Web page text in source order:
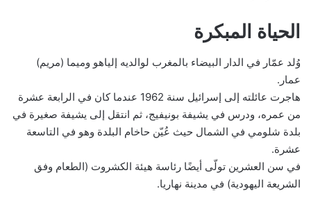
الحياة المبكرة
وُلد عمّار في الدار البيضاء بالمغرب لوالديه إلياهو وميما (مريم)
عمار.
هاجرت عائلته إلى إسرائيل سنة 1962 عندما كان في الرابعة عشرة
من عمره، ودرس في يشيفة بونيفيج، ثم انتقل إلى يشيفة صغيرة في
بلدة شلومي في الشمال حيث عُيّن حاخام البلدة وهو في التاسعة
عشرة.
في سن العشرين تولّى أيضًا رئاسة هيئة الكشروت (الطعام وفق
الشريعة اليهودية) في مدينة نهاريا.